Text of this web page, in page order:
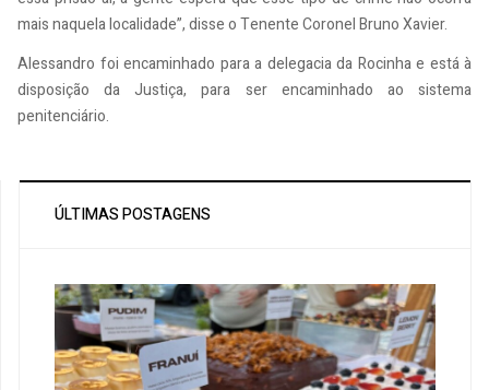
mais naquela localidade”, disse o Tenente Coronel Bruno Xavier.
Alessandro foi encaminhado para a delegacia da Rocinha e está à
disposição da Justiça, para ser encaminhado ao sistema
penitenciário.
ÚLTIMAS POSTAGENS